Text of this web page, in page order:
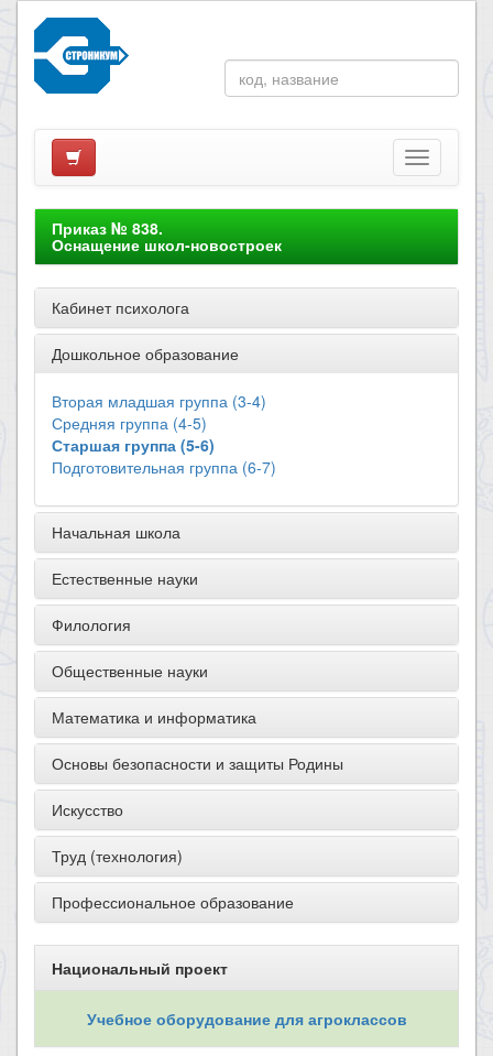
Приказ № 838.
Оснащение школ-новостроек
Кабинет психолога
Дошкольное образование
Вторая младшая группа (3-4)
Средняя группа (4-5)
Старшая группа (5-6)
Подготовительная группа (6-7)
Начальная школа
Естественные науки
Филология
Общественные науки
Математика и информатика
Основы безопасности и защиты Родины
Искусство
Труд (технология)
Профессиональное образование
Национальный проект
Учебное оборудование для агроклассов